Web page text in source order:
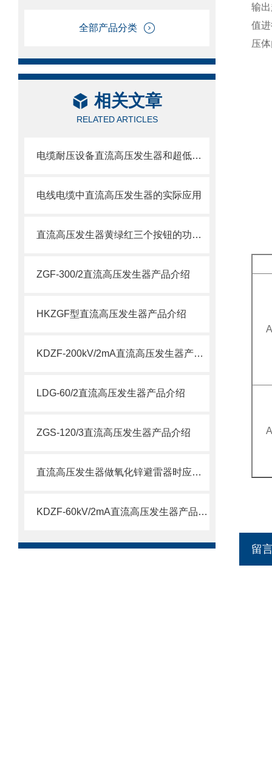
全部产品分类
相关文章
RELATED ARTICLES
电缆耐压设备直流高压发生器和超低频高压发生器两者之间的区别！
电线电缆中直流高压发生器的实际应用
直流高压发生器黄绿红三个按钮的功能说明
ZGF-300/2直流高压发生器产品介绍
HKZGF型直流高压发生器产品介绍
KDZF-200kV/2mA直流高压发生器产品介绍
LDG-60/2直流高压发生器产品介绍
ZGS-120/3直流高压发生器产品介绍
直流高压发生器做氧化锌避雷器时应注意哪些？
KDZF-60kV/2mA直流高压发生器产品介绍
输
值
压
留